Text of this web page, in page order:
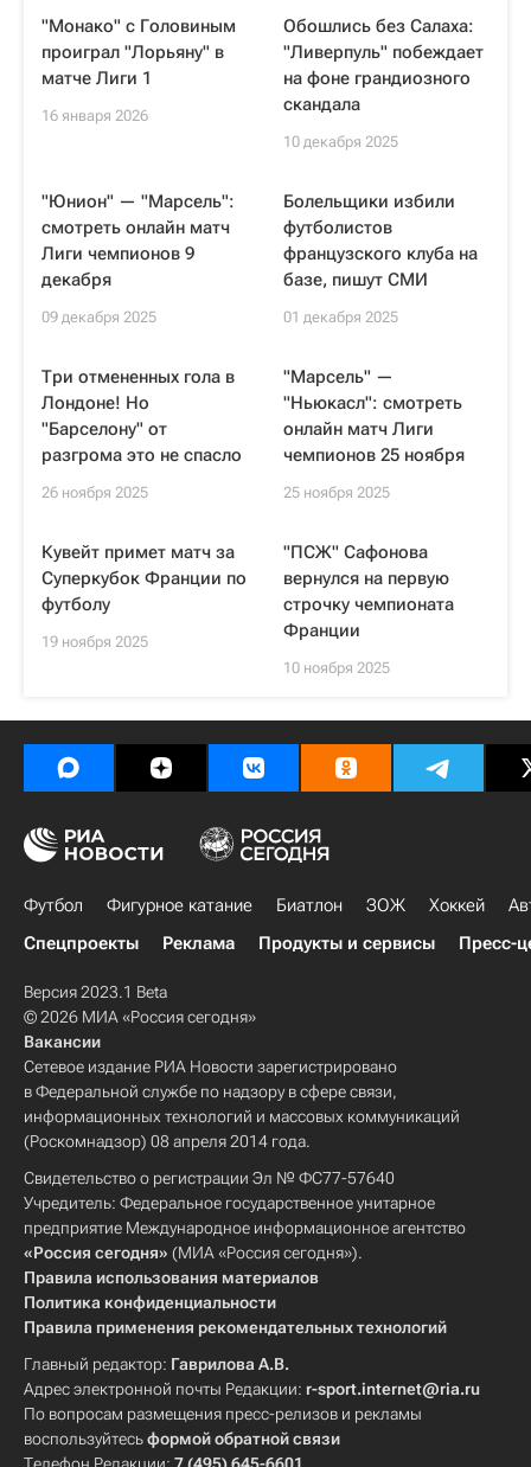
"Монако" с Головиным
проиграл "Лорьяну" в
матче Лиги 1
16 января 2026
Обошлись без Салаха:
"Ливерпуль" побеждает
на фоне грандиозного
скандала
10 декабря 2025
"Юнион" — "Марсель":
смотреть онлайн матч
Лиги чемпионов 9
декабря
09 декабря 2025
Болельщики избили
футболистов
французского клуба на
базе, пишут СМИ
01 декабря 2025
Три отмененных гола в
Лондоне! Но
"Барселону" от
разгрома это не спасло
26 ноября 2025
"Марсель" —
"Ньюкасл": смотреть
онлайн матч Лиги
чемпионов 25 ноября
25 ноября 2025
Кувейт примет матч за
Суперкубок Франции по
футболу
19 ноября 2025
"ПСЖ" Сафонова
вернулся на первую
строчку чемпионата
Франции
10 ноября 2025
Футбол Фигурное катание Биатлон ЗОЖ Хоккей
Спецпроекты
Реклама Продукты и сервисы Пресс-
Версия 2023.1 Beta
© 2026 МИА «Россия сегодня»
Вакансии
Сетевое издание РИА Новости зарегистрировано
в Федеральной службе по надзору в сфере связи,
информационных технологий и массовых коммуникаций
(Роскомнадзор) 08 апреля 2014 года.
Свидетельство о регистрации Эл № ФС77-57640
Учредитель: Федеральное государственное унитарное
предприятие Международное информационное агентство
«Россия сегодня» (МИА «Россия сегодня»).
Правила использования материалов
Политика конфиденциальности
Правила применения рекомендательных технологий
Главный редактор: Гаврилова А.В.
Адрес электронной почты Редакции: r-sport.internet@ria.ru
По вопросам размещения пресс-релизов и рекламы
воспользуйтесьформой обратной связи